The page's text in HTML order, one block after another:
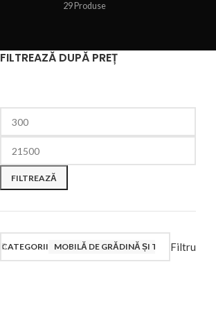
29 Produse
FILTREAZĂ DUPĂ PREȚ
FILTREAZĂ
CATEGORII MOBILĂ DE GRĂDINĂ ȘI TERASA
Filtru